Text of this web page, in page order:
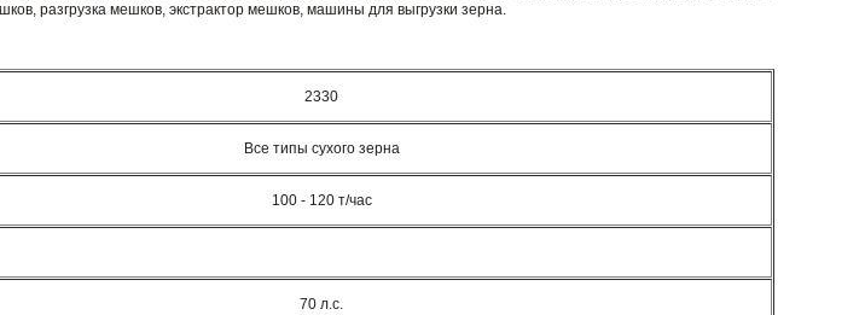
разгрузка мешков, экстрактор мешков, машины для выгрузки зерна.
2330
Все типы сухого зерна
100 - 120 т/час
70 л.с.